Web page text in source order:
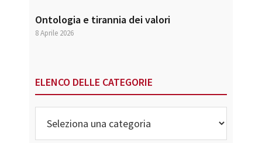
Ontologia e tirannia dei valori
8 Aprile 2026
ELENCO DELLE CATEGORIE
delle